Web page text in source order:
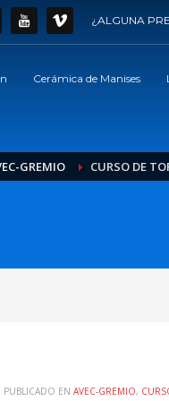
¿ALGUNA
Cerámica de Manises
GREMIO CURSO DE
PUBLICADO EN AVEC-GREMIO,